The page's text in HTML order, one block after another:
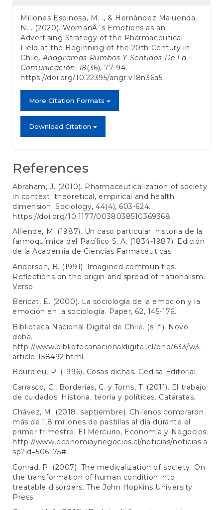
Millones Espinosa, M. ., & Hernández Maluenda,
N. . (2020). WomanÂ´s Emotions as an
Advertising Strategy of the Pharmaceutical
Field at the Beginning of the 20th Century in
Chile.Anagramas Rumbos Y Sentidos De La
Comunicación, 18(36), 77-94.
https://doi.org/10.22395/angr.v18n36a5
More Citation Formats
Download Citation
References
Abraham, J. (2010). Pharmaceuticalization of society
in context: theoretical, empirical and health
dimension. Sociology, 44(4), 603-624.
https://doi.org/10.1177/0038038510369368
Alliende, M. (1987). Un caso particular: historia de la
farmoquímica del Pacífico S. A. (1834-1987). Edición
de la Academia de Ciencias Farmacéuticas.
Anderson, B. (1991). Imagined communities.
Reflections on the origin and spread of nationalism.
Verso.
Bericat, E. (2000). La sociología de la emoción y la
emoción en la sociología. Paper, 62, 145-176.
Biblioteca Nacional Digital de Chile. (s. f.). Novo
doba.
http://www.bibliotecanacionaldigital.cl/bnd/633/w3-
article-158492.html
Bourdieu, P. (1996). Cosas dichas. Gedisa Editorial.
Carrasco, C., Borderías, C. y Torns, T. (2011). El trabajo
de cuidados. Historia, teoría y políticas. Cataratas.
Chávez, M. (2018, septiembre). Chilenos compraron
más de 1,8 millones de pastillas al día durante el
primer trimestre. El Mercurio, Economía y Negocios.
http://www.economiaynegocios.cl/noticias/noticias.a
sp?id=506175#
Conrad, P. (2007). The medicalization of society. On
the transformation of human condition into
treatable disorders. The John Hopkins University
Press.